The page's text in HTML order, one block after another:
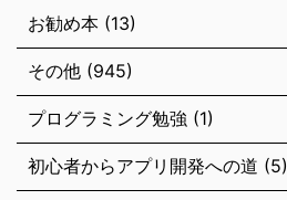
お勧め本 (13)
その他 (945)
プログラミング勉強 (1)
初心者からアプリ開発への道 (5)